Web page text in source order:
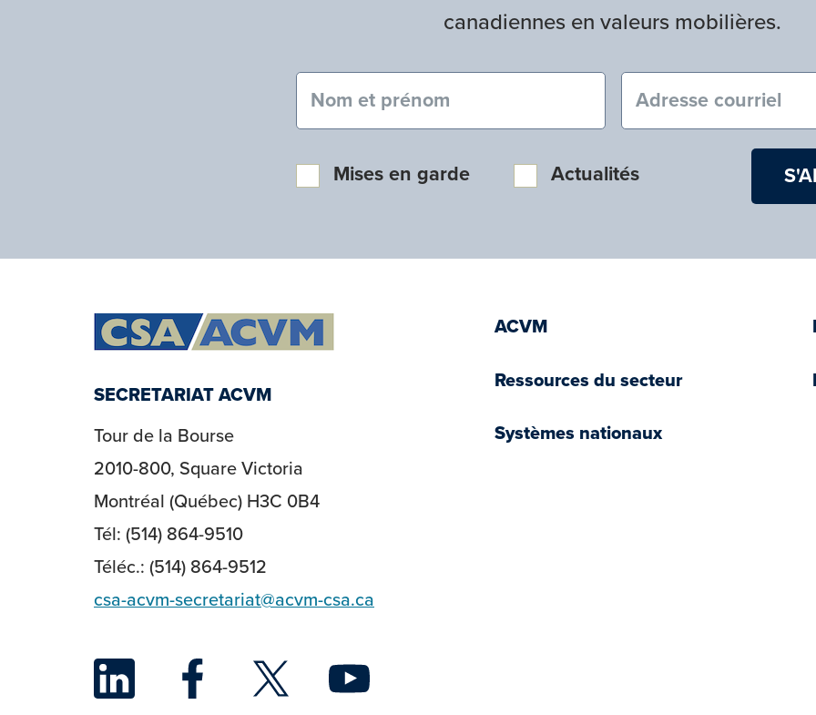
canadiennes en valeurs mobilières.
Nom et prénom (obligatoire) Courriel
Mises en garde Actualités
SECRETARIAT ACVM
Tour de la Bourse
2010-800, Square Victoria
Montréal (Québec) H3C 0B4
Tél: (514) 864-9510
Téléc.: (514) 864-9512
csa-acvm-secretariat@acvm-csa.ca
LinkedIn
Facebook
Twitter
ACVM
Ressources du secteur
Systèmes nationaux